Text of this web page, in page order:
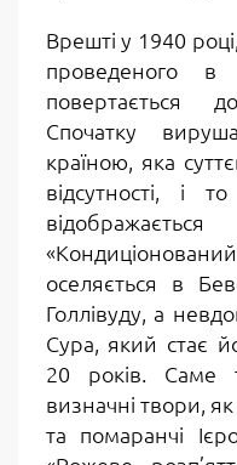
Врешті у 1940
проведеного в
повертається
Спочатку
країною, яка
відсутності,
оселяється в
Голлівуду, а
Сура, який стає
20 років. Саме
визначні твори, як
та помаранчі